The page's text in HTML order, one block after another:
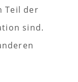
Teil der
sind.